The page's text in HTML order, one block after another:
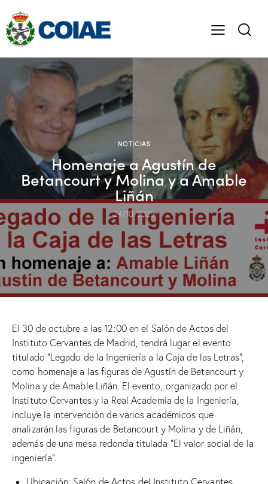
NOTICIAS
Homenaje a Agustín de
Betancourt y Molina y a Amable
Liñán
24/10/2025
El 30 de octubre a las 12:00 en el Salón de Actos del
Instituto Cervantes de Madrid, tendrá lugar el evento
titulado “Legado de la Ingeniería a la Caja de las Letras”,
como homenaje a las figuras de Agustín de Betancourt y
Molina y de Amable Liñán. El evento, organizado por el
Instituto Cervantes y la Real Academia de la Ingeniería,
incluye la intervención de varios académicos que
analizarán las figuras de Betancourt y Molina y de Liñán,
además de una mesa redonda titulada “El valor social de la
ingeniería”.